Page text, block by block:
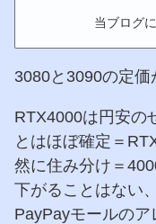
当ブログ
3080と3090の定
RTX4000は円安の
とはほぼ確定＝
然に住み分け＝
下がることはない
PayPayモールの